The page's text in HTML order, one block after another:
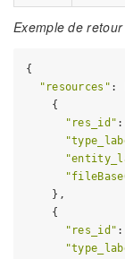
Exemple de retour
{
"resources" : [
    {
"res_id" :
    },
    {
"res_id" :